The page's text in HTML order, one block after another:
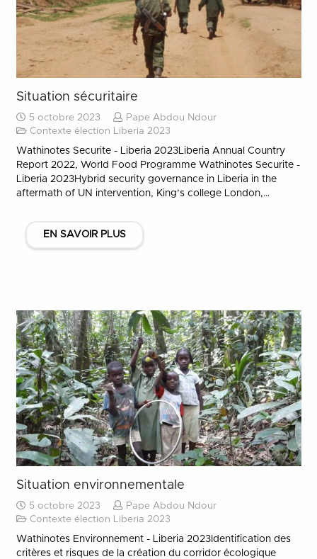
Situation sécuritaire
5 octobre 2023
Pape Abdou Ndour
Contexte élection Liberia 2023
Wathinotes Securite - Liberia 2023Liberia Annual Country
Report 2022, World Food Programme Wathinotes Securite -
Liberia 2023Hybrid security governance in Liberia in the
aftermath of UN intervention, King’s college London,…
EN SAVOIR PLUS
Situation environnementale
5 octobre 2023
Pape Abdou Ndour
Contexte élection Liberia 2023
Wathinotes Environnement - Liberia 2023Identification des
critères et risques de la création du corridor écologique